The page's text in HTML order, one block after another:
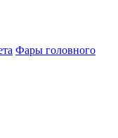
Фары головного